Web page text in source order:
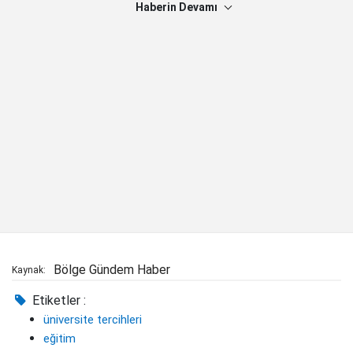
Haberin Devamı
Kaynak: Bölge Gündem Haber
Etiketler :
üniversite tercihleri
eğitim